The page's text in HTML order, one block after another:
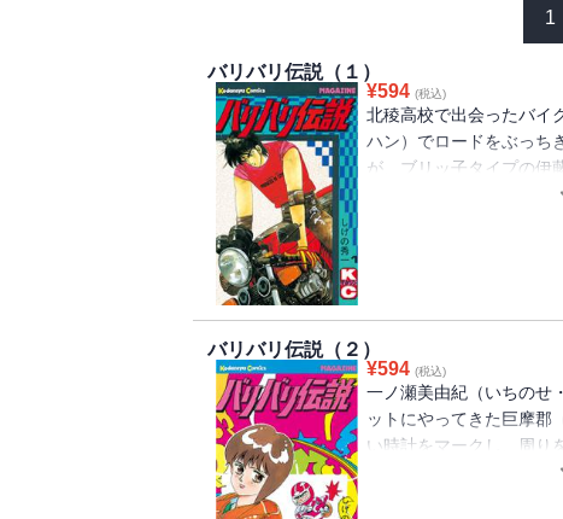
1
バリバリ伝説（１）
¥594 (税込)
北稜高校で出会ったバイ
ハン）でロードをぶっち
が、ブリッ子タイプの伊
レーシングチームを持つ
バリバリ伝説（２）
¥594 (税込)
一ノ瀬美由紀（いちのせ
ットにやってきた巨摩郡
い時計をマークし、周り
走れ」と忠告を受ける。